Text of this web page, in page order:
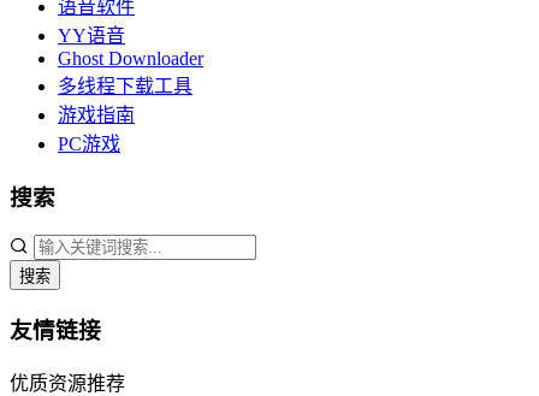
语音软件
YY语音
Ghost Downloader
多线程下载工具
游戏指南
PC游戏
搜索
搜索
友情链接
优质资源推荐